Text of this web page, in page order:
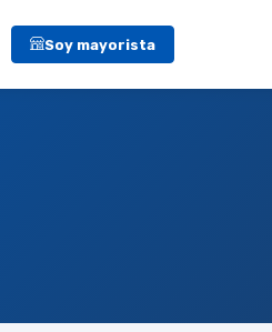
Soy mayorista